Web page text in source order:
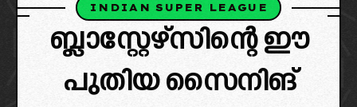
INDIAN SUPER LEAGUE
ബ്ലാസ്റ്റേഴ്സിന്റെ ഈ
പുതിയ സൈനിങ്